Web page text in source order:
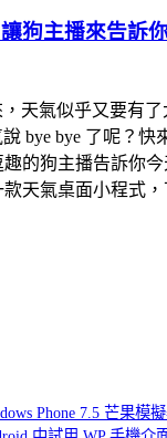
讓狗主播來告訴
天氣似乎又要有
bye bye 了呢？快
趣的狗主播告訴你
款天氣桌面小程式
Phone 7.5 芒果模